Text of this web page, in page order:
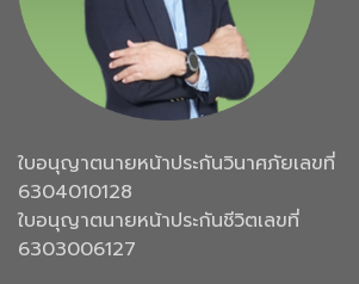
ใบอนุญาตนายหน้าประกันวินาศภัยเลขที่
6304010128
ใบอนุญาตนายหน้าประกันชีวิตเลขที่
6303006127